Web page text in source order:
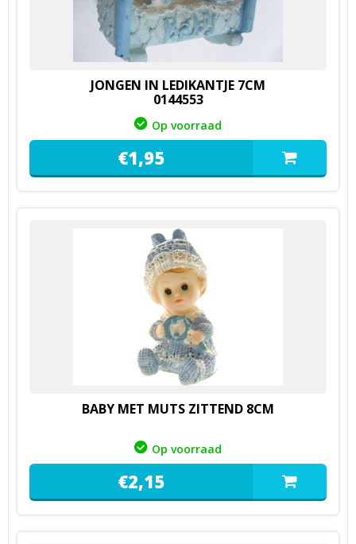
JONGEN IN LEDIKANTJE 7CM
0144553
Op voorraad
€1,95
BABY MET MUTS ZITTEND 8CM
Op voorraad
€2,15